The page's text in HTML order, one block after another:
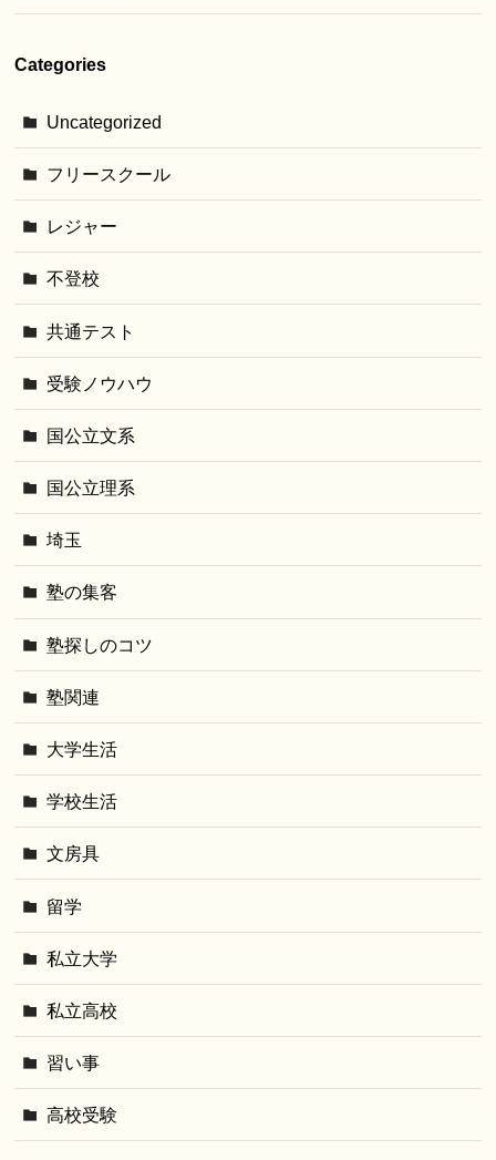
Categories
Uncategorized
フリースクール
レジャー
不登校
共通テスト
受験ノウハウ
国公立文系
国公立理系
埼玉
塾の集客
塾探しのコツ
塾関連
大学生活
学校生活
文房具
留学
私立大学
私立高校
習い事
高校受験